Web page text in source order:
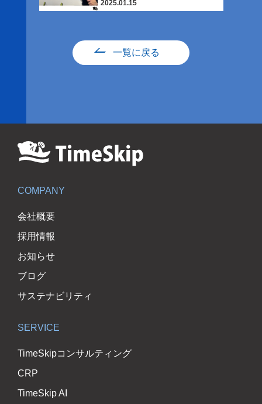
2025.01.15
一覧に戻る
COMPANY
会社概要
採用情報
お知らせ
ブログ
サステナビリティ
SERVICE
TimeSkipコンサルティング
CRP
TimeSkip AI